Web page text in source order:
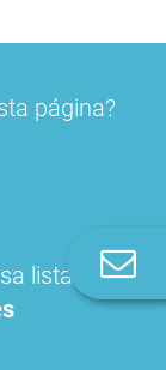
página?
lista de